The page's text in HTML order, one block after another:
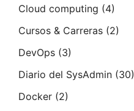
Cloud computing (4)
Cursos & Carreras (2)
DevOps (3)
Diario del SysAdmin (30)
Docker (2)